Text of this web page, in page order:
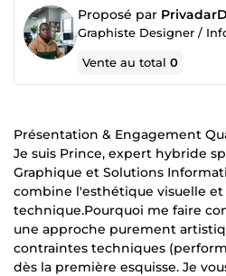
Proposé par
Graphiste Designer /
Vente au total0
Présentation & Engagement
Je suis Prince, expert hybride
Graphique et Solutions
combine l'esthétique visuelle et
technique.Pourquoi me faire
une approche purement
contraintes techniques
dès la première esquisse. Je